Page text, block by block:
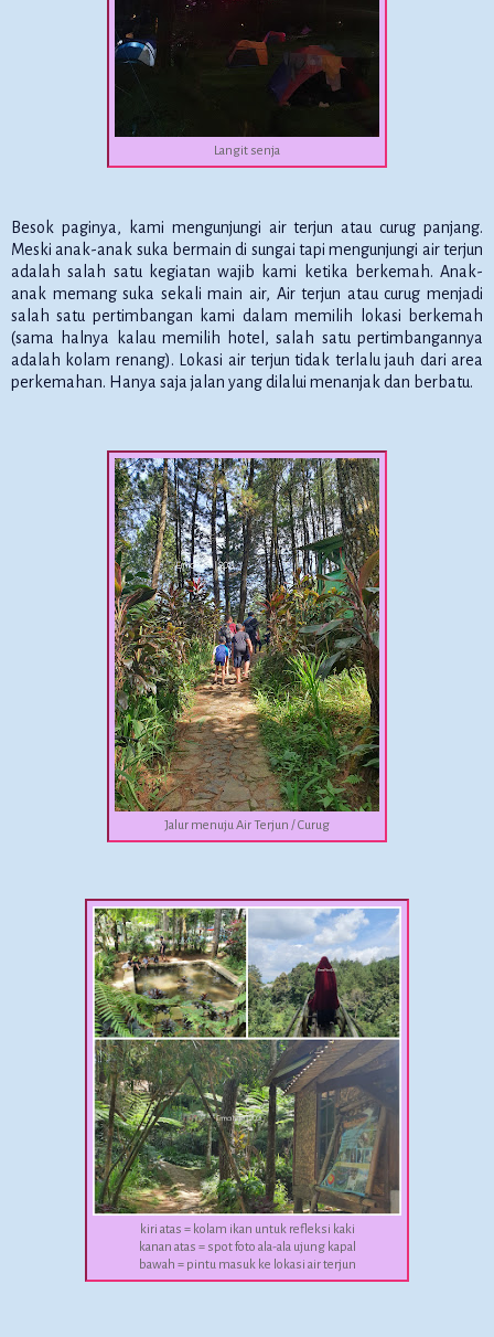
Langit senja
Besok paginya, kami mengunjungi air terjun atau curug panjang.
Meski anak-anak suka bermain di sungai tapi mengunjungi air terjun
adalah salah satu kegiatan wajib kami ketika berkemah. Anak-
anak memang suka sekali main air, Air terjun atau curug menjadi
salah satu pertimbangan kami dalam memilih lokasi berkemah
(sama halnya kalau memilih hotel, salah satu pertimbangannya
adalah kolam renang). Lokasi air terjun tidak terlalu jauh dari area
perkemahan. Hanya saja jalan yang dilalui menanjak dan berbatu.
Jalur menuju Air Terjun / Curug
kiri atas = kolam ikan untuk refleksi kaki
kanan atas = spot foto ala-ala ujung kapal
bawah = pintu masuk ke lokasi air terjun